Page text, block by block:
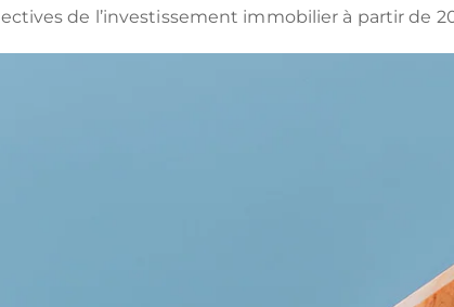
de l’investissement immobilier à partir de